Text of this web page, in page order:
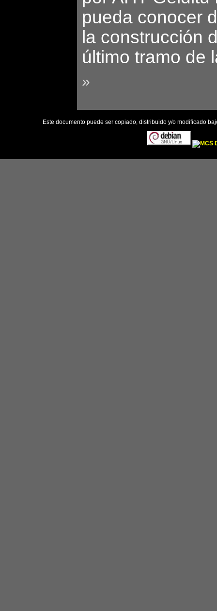
pueda conocer
la construcción
último tramo de
»
Este documento puede ser copiado, distribuido y/o modificado